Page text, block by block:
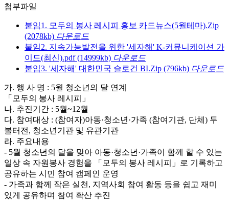
첨부파일
붙임1. 모두의 봉사 레시피 홍보 카드뉴스(5월테마).Zip
(2078kb) 다운로드
붙임2. 지속가능발전을 위한 '세자해' K-커뮤니케이션 가
이드(최신).pdf (14999kb) 다운로드
붙임3. '세자해' 대한민국 슬로건 BI.Zip (796kb) 다운로드
가. 행 사 명 : 5월 청소년의 달 연계
「모두의 봉사 레시피」
나. 추진기간 : 5월~12월
다. 참여대상 : (참여자)아동·청소년·가족 (참여기관, 단체) 두
볼터전, 청소년기관 및 유관기관
라. 주요내용
- 5월 청소년의 달을 맞아 아동·청소년·가족이 함께 할 수 있는
일상 속 자원봉사 경험을 「모두의 봉사 레시피」로 기록하고
공유하는 시민 참여 캠페인 운영
- 가족과 함께 작은 실천, 지역사회 참여 활동 등을 쉽고 재미
있게 공유하며 참여 확산 추진